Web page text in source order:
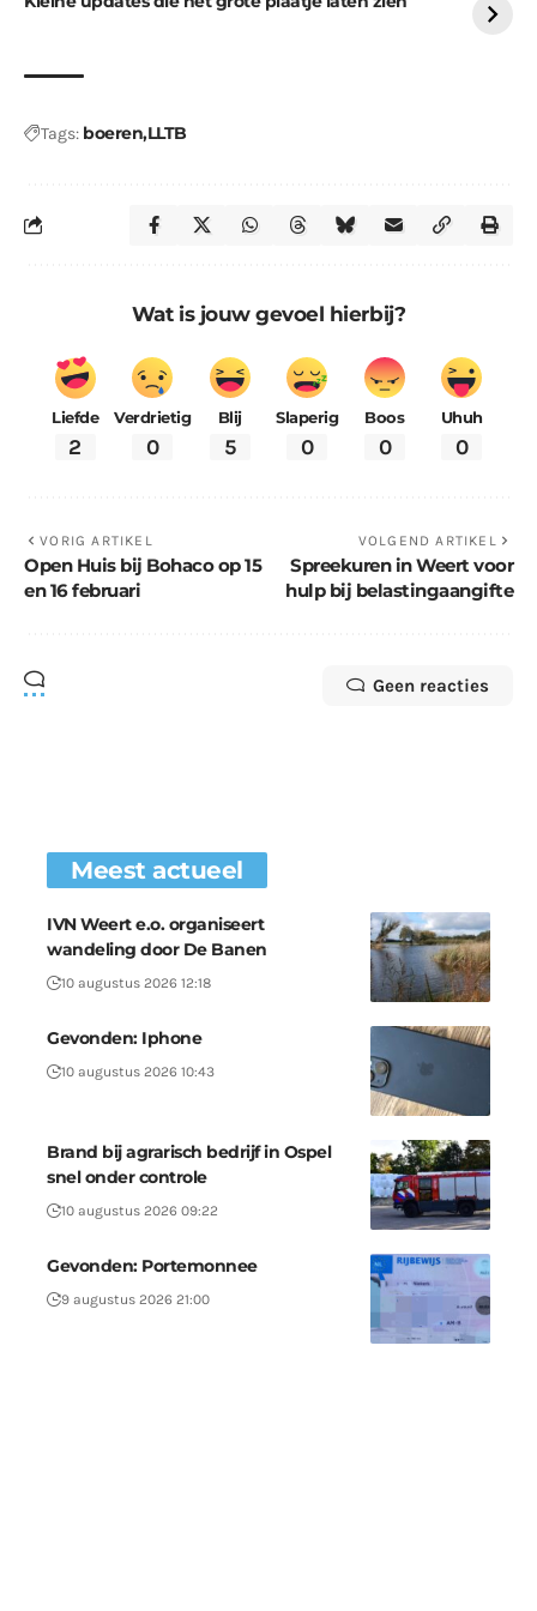
Tags: boerenLLTB
Wat is jouw gevoel hierbij?
Liefde
2
Verdrietig
0
Blij
5
Slaperig
0
Boos
0
Uhuh
0
VORIG ARTIKEL
Open Huis bij Bohaco op 15
en 16 februari
VOLGEND ARTIKEL
Spreekuren in Weert voor
hulp bij belastingaangifte
Geen reacties
Meest actueel
IVN Weert e.o. organiseert
wandeling door De Banen
10 augustus 2026 12:18
Gevonden: Iphone
10 augustus 2026 10:43
Brand bij agrarisch bedrijf in Ospel
snel onder controle
10 augustus 2026 09:22
Gevonden: Portemonnee
9 augustus 2026 21:00